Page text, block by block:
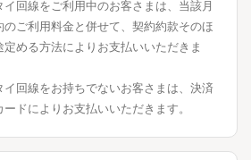
イ回線をご利用中のお客さまは、当該月
のご利用料金と併せて、契約約款そのほ
める方法によりお支払いいただきま
イ回線をお持ちでないお客さまは、決済
ドによりお支払いいただきます。